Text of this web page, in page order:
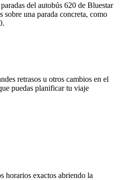
del autobús 620 de Bluestar
sobre una parada concreta, como
retrasos u otros cambios en el
puedas planificar tu viaje
horarios exactos abriendo la